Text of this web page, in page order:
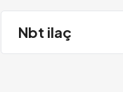
Nbt ilaç